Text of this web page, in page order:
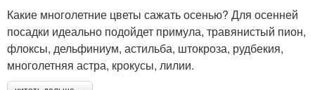
Какие многолетние цветы сажать осенью? Для осенней
посадки идеально подойдет примула, травянистый пион,
флоксы, дельфиниум, астильба, штокроза, рудбекия,
многолетняя астра, крокусы, лилии.